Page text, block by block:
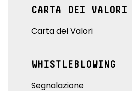
CARTA DEI VALORI
Carta dei Valori
WHISTLEBLOWING
Segnalazione